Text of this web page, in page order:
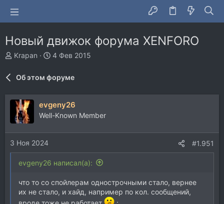
Новый движок форума XENFORO
А
т
р
т
е
м
Krapan
Д
н
а
ч
4 Фев 2015
Об этом форуме
evgeny26
Well-Known Member
3 Ноя 2024 #1.951
evgeny26 написал(а):
что то со спойлерам однострочными стало, вернее
их не стало, и хайд, например по кол. сообщений,
вроде тоже не работает
: